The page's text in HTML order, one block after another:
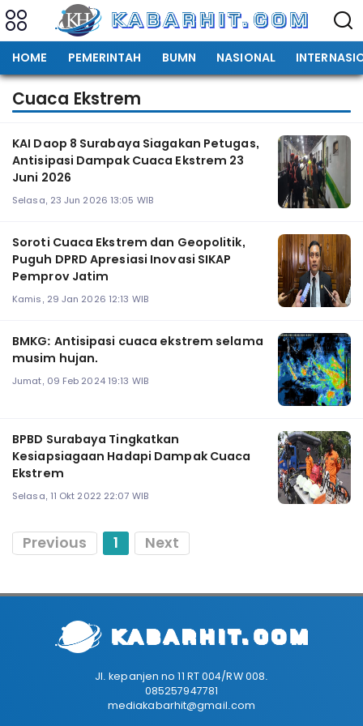
HOME PEMERINTAH BUMN NASIONAL
Cuaca Ekstrem
KAI Daop 8 Surabaya Siagakan Petugas,
Antisipasi Dampak Cuaca Ekstrem 23
Juni 2026
Selasa, 23 Jun 2026 13:05 WIB
Soroti Cuaca Ekstrem dan Geopolitik,
Puguh DPRD Apresiasi Inovasi SIKAP
Pemprov Jatim
Kamis, 29 Jan 2026 12:13 WIB
BMKG: Antisipasi cuaca ekstrem selama
musim hujan.
Jumat, 09 Feb 2024 19:13 WIB
BPBD Surabaya Tingkatkan
Kesiapsiagaan Hadapi Dampak Cuaca
Ekstrem
Selasa, 11 Okt 2022 22:07 WIB
Previous 1 Next
Jl. kepanjen no 11 RT 004/RW 008.
085257947781
mediakabarhit@gmail.com